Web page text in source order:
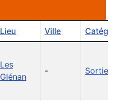
Lieu Ville
Les
Glénan
- Sorties